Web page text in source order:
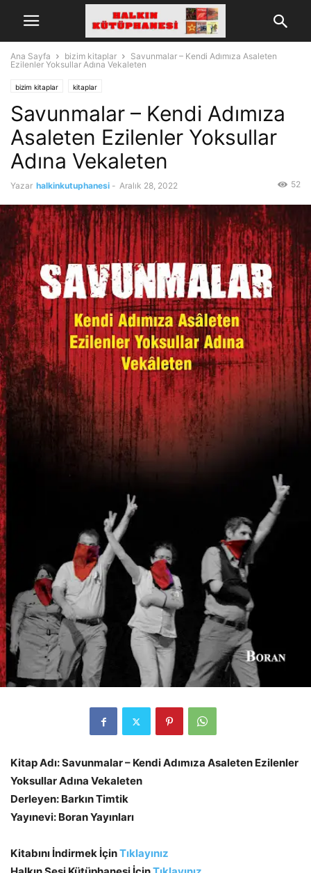
Ana Sayfa bizim kitaplar
Savunmalar – Kendi Adımıza Asaleten
Ezilenler Yoksullar Adına Vekaleten
bizim kitaplar kitaplar
Savunmalar – Kendi Adımıza
Asaleten Ezilenler Yoksullar
Adına Vekaleten
Yazar halkinkutuphanesi - Aralık 28, 2022 52
Kitap Adı: Savunmalar – Kendi Adımıza Asaleten Ezilenler
Yoksullar Adına Vekaleten
Derleyen: Barkın Timtik
Yayınevi: Boran Yayınları
Kitabını İndirmek İçinTıklayınız